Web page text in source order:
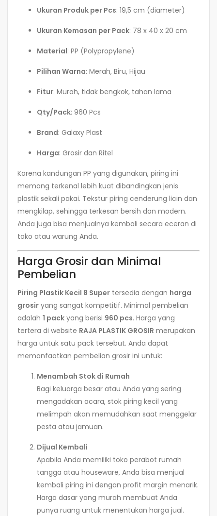
Ukuran Produk per Pcs: 19,5 cm (diameter)
Ukuran Kemasan per Pack: 78 x 40 x 20 cm
Material: PP (Polypropylene)
Pilihan Warna: Merah, Biru, Hijau
Fitur: Murah, tidak bengkok, tahan lama
Qty/Pack: 960 Pcs
Brand: Galaxy Plast
Harga: Grosir dan Ritel
Karena kandungan PP yang digunakan, piring ini
memang terkenal lebih kuat dibandingkan jenis
plastik sekali pakai. Tekstur piring cenderung licin dan
mengkilap, sehingga terkesan bersih dan modern.
Anda juga bisa menjualnya kembali secara eceran di
toko atau warung Anda.
Harga Grosir dan Minimal
Pembelian
Piring Plastik Kecil 8 Super tersedia dengan harga
grosir yang sangat kompetitif. Minimal pembelian
adalah 1 pack yang berisi 960 pcs. Harga yang
tertera di website RAJA PLASTIK GROSIR merupakan
harga untuk satu pack tersebut. Anda dapat
memanfaatkan pembelian grosir ini untuk:
Menambah Stok di Rumah
Bagi keluarga besar atau Anda yang sering
mengadakan acara, stok piring kecil yang
melimpah akan memudahkan saat menggelar
pesta atau jamuan.
Dijual Kembali
Apabila Anda memiliki toko perabot rumah
tangga atau houseware, Anda bisa menjual
kembali piring ini dengan profit margin menarik.
Harga dasar yang murah membuat Anda
punya ruang untuk menentukan harga jual.